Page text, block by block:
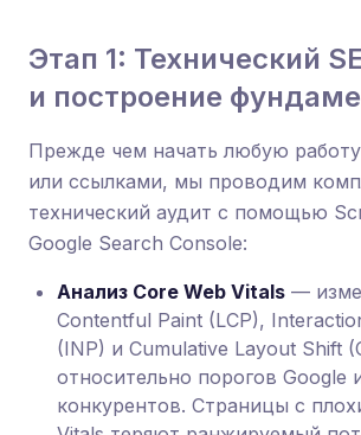
Этап 1: Технический
и построение
Прежде чем начать любую
или ссылками, мы проводим
технический аудит с помощью
Google Search Console:
Анализ Core Web Vitals —
Contentful Paint (LCP),
(INP) и Cumulative Layout Shift
относительно порогов Google
конкурентов. Страницы с